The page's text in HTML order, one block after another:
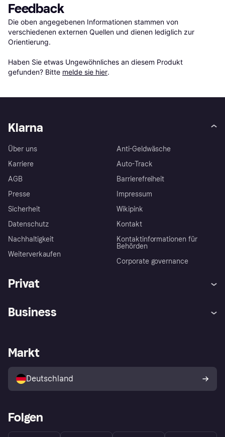
Feedback
Die oben angegebenen Informationen stammen von
verschiedenen externen Quellen und dienen lediglich zur
Orientierung.
Haben Sie etwas Ungewöhnliches an diesem Produkt
gefunden? Bitte melde sie hier.
Klarna
Über uns
Karriere
AGB
Presse
Sicherheit
Datenschutz
Nachhaltigkeit
Weiterverkaufen
Anti-Geldwäsche
Auto-Track
Barrierefreiheit
Impressum
Wikipink
Kontakt
Kontaktinformationen für
Behörden
Corporate governance
Privat
Klarna App
Shops entdecken
Käuferschutzrichtlinie
Dein Widerrufsrecht
Business
Händlerportal
Markt
Deutschland
Folgen